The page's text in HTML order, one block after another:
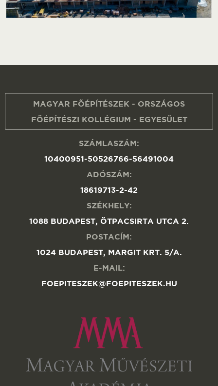
MAGYAR FŐÉPÍTÉSZEK - ORSZÁGOS
FŐÉPÍTÉSZI KOLLÉGIUM - EGYESÜLET
SZÁMLASZÁM:
10400951-50526766-56491004
ADÓSZÁM:
18619713-2-42
SZÉKHELY:
1088 BUDAPEST, ÖTPACSIRTA UTCA 2.
POSTACÍM:
1024 BUDAPEST, MARGIT KRT. 5/A.
E-MAIL:
FOEPITESZEK@FOEPITESZEK.HU